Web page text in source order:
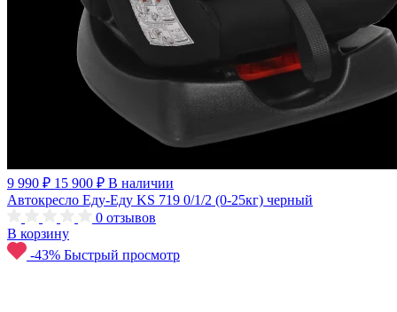
9 990 ₽ 15 900 ₽ В наличии
Автокресло Еду-Еду KS 719 0/1/2 (0-25кг) черный
0 отзывов
В корзину
-43% Быстрый просмотр